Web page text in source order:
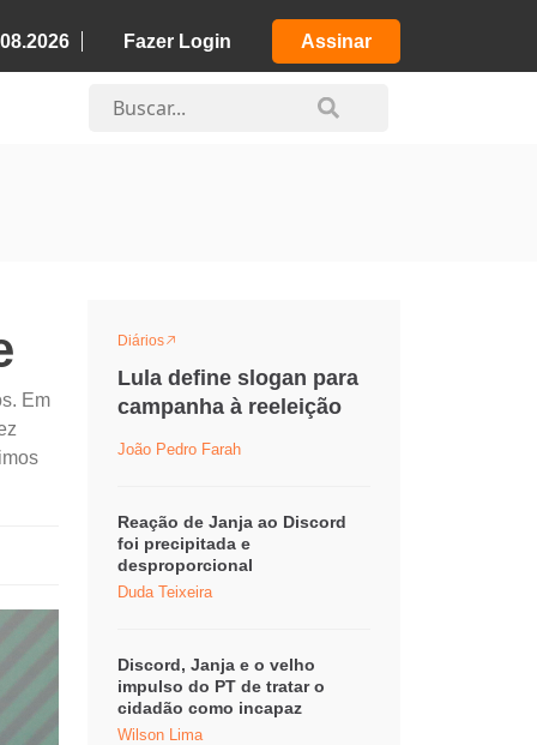
Fazer Login Assinar
Em
Diários
Lula define slogan para
campanha à reeleição
João Pedro Farah
Reação de Janja ao Discord
foi precipitada e
desproporcional
Duda Teixeira
Discord, Janja e o velho
impulso do PT de tratar o
cidadão como incapaz
Wilson Lima